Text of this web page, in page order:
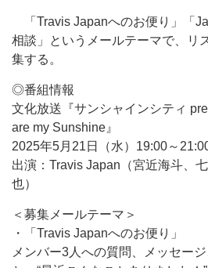
「Travis Japanへのお便り」「
相談」というメールテーマで、リ
集する。
◎番組情報
文化放送『サンシャインシティ
are my Sunshine』
2025年5月21日（水）19:00～
出演：Travis Japan（宮近海斗、
也）
＜募集メールテーマ＞
・「Travis Japanへのお便り」
メンバー3人への質問、メッセー